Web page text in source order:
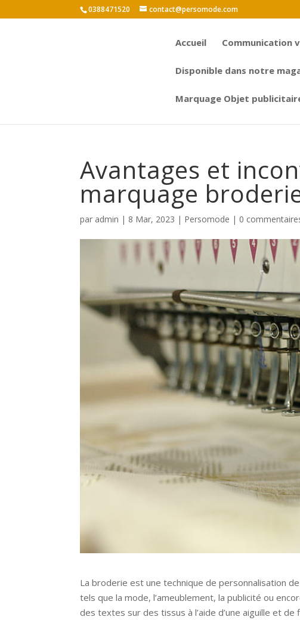
0388471520 contact@persomode.com
Accueil Communication
Disponible dans notre
Marquage Objet
Avantages et
marquage
par admin | 8 Mar, 2023 | Persomode | 0
La broderie est une technique de personnalisation
tels que la mode, l’ameublement, la publicité ou
des textes sur des tissus à l’aide d’une aiguille et